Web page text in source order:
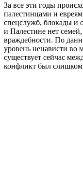
За все эти годы
палестинцами и
спецслужб, блокады и
и Палестине нет
враждебности. По
уровень ненависти во
существует сейчас
конфликт был